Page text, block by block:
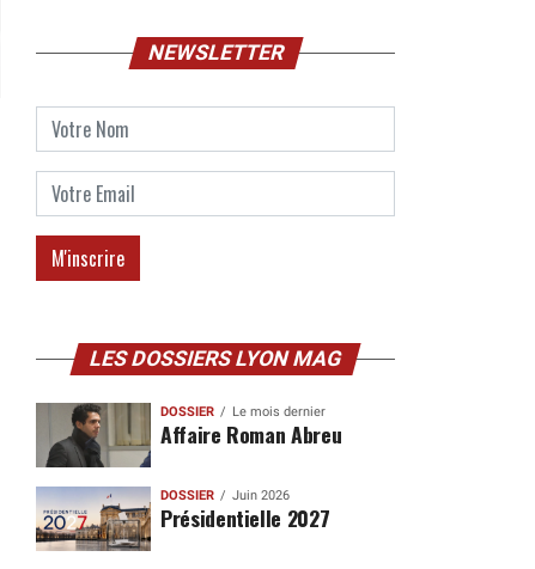
NEWSLETTER
LES DOSSIERS LYON MAG
DOSSIER Le mois dernier
Affaire Roman Abreu
DOSSIER Juin 2026
Présidentielle 2027